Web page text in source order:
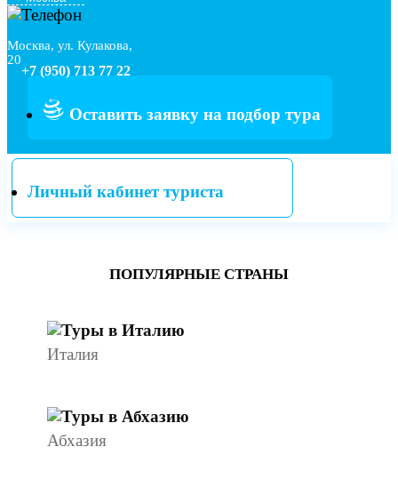
Москва, ул. Кулакова,
20
+7 (950) 713 77 22
Оставить заявку на подбор тура
Личный кабинет туриста
ПОПУЛЯРНЫЕ СТРАНЫ
Италия
Абхазия